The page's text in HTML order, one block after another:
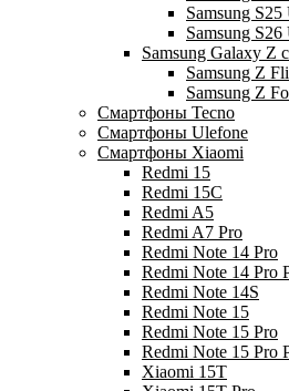
Samsung S25
Samsung S26
Samsung Galaxy Z
Samsung Z
Samsung Z
Смартфоны Tecno
Смартфоны Ulefone
Смартфоны Xiaomi
Redmi 15
Redmi 15C
Redmi A5
Redmi A7 Pro
Redmi Note 14 Pro
Redmi Note 14 Pro
Redmi Note 14S
Redmi Note 15
Redmi Note 15 Pro
Redmi Note 15 Pro
Xiaomi 15T